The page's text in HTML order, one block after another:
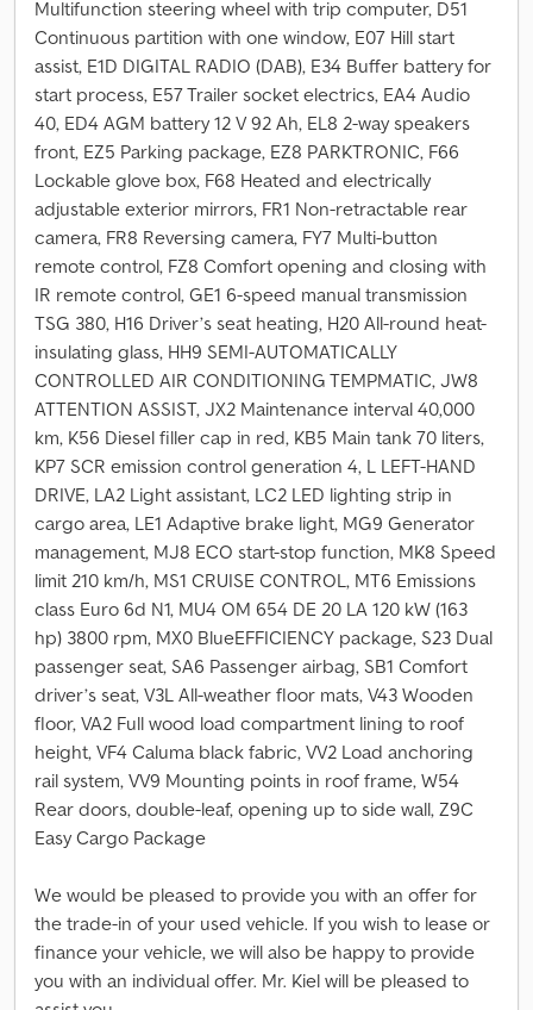
Multifunction steering wheel with trip computer, D51
Continuous partition with one window, E07 Hill start
assist, E1D DIGITAL RADIO (DAB), E34 Buffer battery for
start process, E57 Trailer socket electrics, EA4 Audio
40, ED4 AGM battery 12 V 92 Ah, EL8 2-way speakers
front, EZ5 Parking package, EZ8 PARKTRONIC, F66
Lockable glove box, F68 Heated and electrically
adjustable exterior mirrors, FR1 Non-retractable rear
camera, FR8 Reversing camera, FY7 Multi-button
remote control, FZ8 Comfort opening and closing with
IR remote control, GE1 6-speed manual transmission
TSG 380, H16 Driver’s seat heating, H20 All-round heat-
insulating glass, HH9 SEMI-AUTOMATICALLY
CONTROLLED AIR CONDITIONING TEMPMATIC, JW8
ATTENTION ASSIST, JX2 Maintenance interval 40,000
km, K56 Diesel filler cap in red, KB5 Main tank 70 liters,
KP7 SCR emission control generation 4, L LEFT-HAND
DRIVE, LA2 Light assistant, LC2 LED lighting strip in
cargo area, LE1 Adaptive brake light, MG9 Generator
management, MJ8 ECO start-stop function, MK8 Speed
limit 210 km/h, MS1 CRUISE CONTROL, MT6 Emissions
class Euro 6d N1, MU4 OM 654 DE 20 LA 120 kW (163
hp) 3800 rpm, MX0 BlueEFFICIENCY package, S23 Dual
passenger seat, SA6 Passenger airbag, SB1 Comfort
driver’s seat, V3L All-weather floor mats, V43 Wooden
floor, VA2 Full wood load compartment lining to roof
height, VF4 Caluma black fabric, VV2 Load anchoring
rail system, VV9 Mounting points in roof frame, W54
Rear doors, double-leaf, opening up to side wall, Z9C
Easy Cargo Package
We would be pleased to provide you with an offer for
the trade-in of your used vehicle. If you wish to lease or
finance your vehicle, we will also be happy to provide
you with an individual offer. Mr. Kiel will be pleased to